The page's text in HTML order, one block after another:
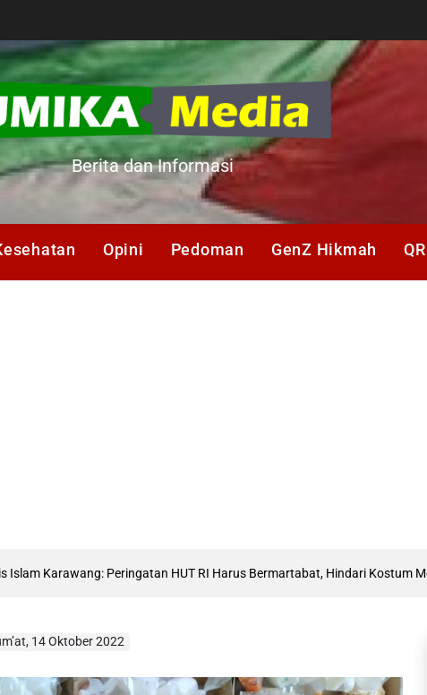
Berita dan Informasi
Opini Pedoman GenZ Hikmah
Peringatan HUT RI Harus Bermartabat, Hindari Kostum Menyerupai
14 Oktober 2022